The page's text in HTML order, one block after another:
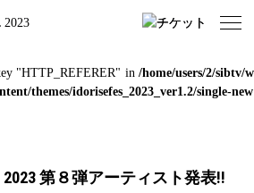
"HTTP_REFERER" in /home/users/2/sibtv/w
themes/idorisefes_2023_ver1.2/single-new
2023 第８弾アーティスト発表!!